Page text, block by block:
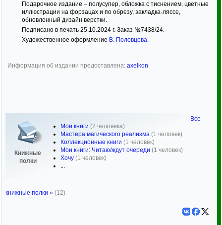
Подарочное издание – полусупер, обложка с тиснением, цветные
иллюстрации на форзацах и по обрезу, закладка-ляссе,
обновленный дизайн верстки.
Подписано в печать 25.10.2024 г. Заказ №7438/24.
Художественное оформление В. Половцева.
Информация об издании предоставлена: axelkon
Книжные
полки
Мои книги (2 человека)
Мастера магического реализма (1 человек)
Коллекционные книги (1 человек)
Мои книги: Читаю/ждут очереди (1 человек)
Хочу (1 человек)
...
Все
книжные полки » (12)